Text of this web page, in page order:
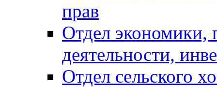
прав
Отдел экономики,
деятельности,
Отдел сельского